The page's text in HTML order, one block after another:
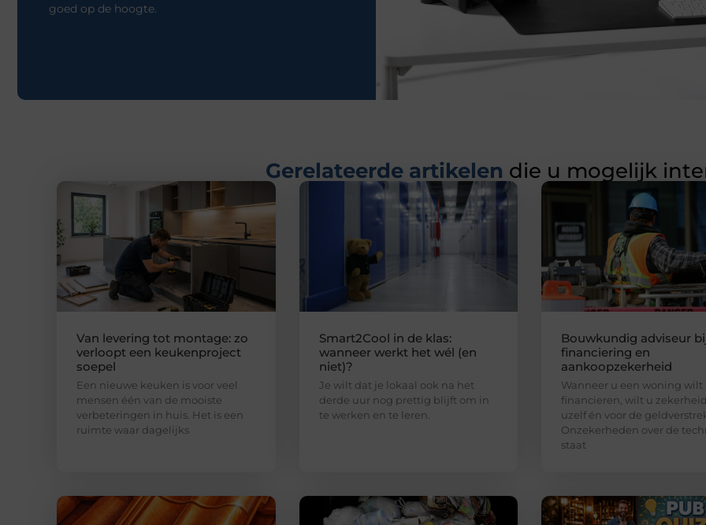
goed op de hoogte.
Gerelateerde artikelen die u mogelijk
Van levering tot montage: zo
verloopt een keukenproject
soepel
Een nieuwe keuken is voor veel
mensen één van de mooiste
verbeteringen in huis. Het is een
ruimte waar dagelijks
Smart2Cool in de klas:
wanneer werkt het wél (en
niet)?
Je wilt dat je lokaal ook na het
derde uur nog prettig blijft om in
te werken en te leren.
Bouwkundig adviseur
financiering en
aankoopzekerheid
Wanneer u een woning wilt
financieren, wilt u
uzelf én voor de
Onzekerheden over de
staat